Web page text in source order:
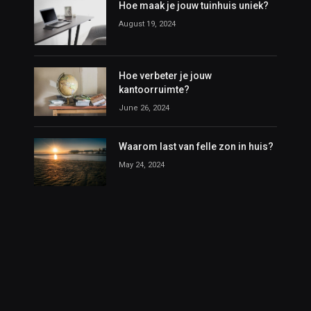
Hoe maak je jouw tuinhuis uniek?
August 19, 2024
Hoe verbeter je jouw
kantoorruimte?
June 26, 2024
Waarom last van felle zon in huis?
May 24, 2024